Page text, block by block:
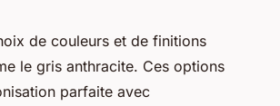
de couleurs et de finitions
le gris anthracite. Ces options
parfaite avec